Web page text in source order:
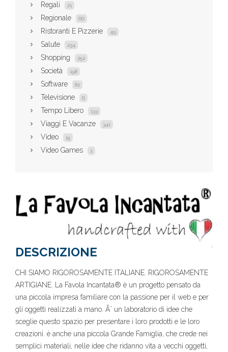
Regali 21
Regionale 66
Ristoranti E Pizzerie 49
Salute 234
Shopping 252
Società 198
Software 82
Televisione 6
Tempo Libero 133
Viaggi E Vacanze 341
Video 15
Video Games 2
DESCRIZIONE
CHI SIAMO RIGOROSAMENTE ITALIANE. RIGOROSAMENTE
ARTIGIANE. La Favola Incantata® è un progetto pensato da
una piccola impresa familiare con la passione per il web e per
gli oggetti realizzati a mano. Ãˆ un laboratorio di idee che
sceglie questo spazio per presentare i loro prodotti e le loro
creazioni. è anche una piccola Grande Famiglia, che crede nei
semplici materiali, nelle idee che ridanno vita a vecchi oggetti,